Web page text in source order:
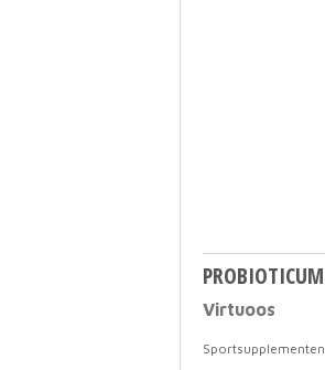
Virtuoos
Sportsupplementen